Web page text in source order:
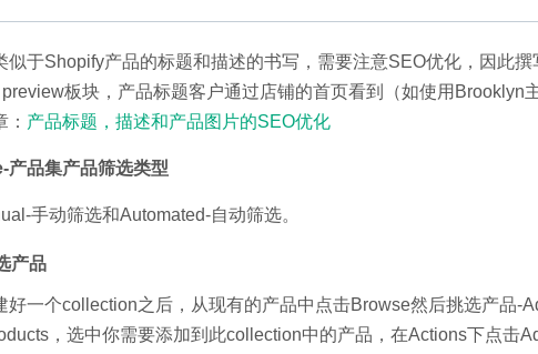
似于Shopify产品的标题和描述的书写，需要注意SEO优化，因此
板块，产品标题客户通过店铺的首页看到（如使用Brooklyn
产品标题，描述和产品图片的SEO优化
品集产品筛选类型
手动筛选和Automated-自动筛选。
产品
好一个collection之后，从现有的产品中点击Browse然后挑选产品-
，选中你需要添加到此collection中的产品，在Actions下点击